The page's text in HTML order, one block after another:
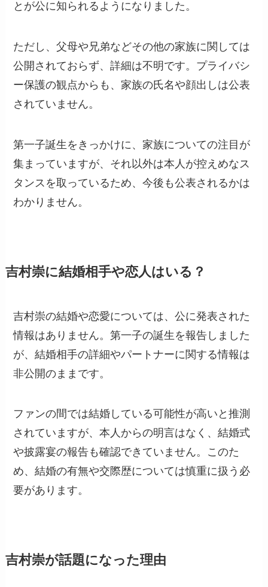
とが公に知られるようになりました。
ただし、父母や兄弟などその他の家族に関しては
公開されておらず、詳細は不明です。プライバシ
ー保護の観点からも、家族の氏名や顔出しは公表
されていません。
第一子誕生をきっかけに、家族についての注目が
集まっていますが、それ以外は本人が控えめなス
タンスを取っているため、今後も公表されるかは
わかりません。
吉村崇に結婚相手や恋人はいる？
吉村崇の結婚や恋愛については、公に発表された
情報はありません。第一子の誕生を報告しました
が、結婚相手の詳細やパートナーに関する情報は
非公開のままです。
ファンの間では結婚している可能性が高いと推測
されていますが、本人からの明言はなく、結婚式
や披露宴の報告も確認できていません。このた
め、結婚の有無や交際歴については慎重に扱う必
要があります。
吉村崇が話題になった理由